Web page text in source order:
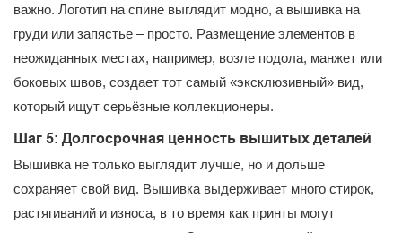
важно. Логотип на спине выглядит модно, а вышивка на
груди или запястье – просто. Размещение элементов в
неожиданных местах, например, возле подола, манжет или
боковых швов, создает тот самый «эксклюзивный» вид,
который ищут серьёзные коллекционеры.
Шаг 5: Долгосрочная ценность вышитых деталей
Вышивка не только выглядит лучше, но и дольше
сохраняет свой вид. Вышивка выдерживает много стирок,
растягиваний и износа, в то время как принты могут